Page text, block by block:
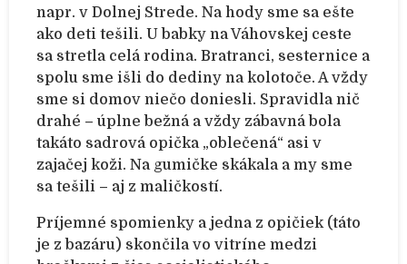
napr. v Dolnej Strede. Na hody sme sa ešte
ako deti tešili. U babky na Váhovskej ceste
sa stretla celá rodina. Bratranci, sesternice a
spolu sme išli do dediny na kolotoče. A vždy
sme si domov niečo doniesli. Spravidla nič
drahé – úplne bežná a vždy zábavná bola
takáto sadrová opička „oblečená“ asi v
zajačej koži. Na gumičke skákala a my sme
sa tešili – aj z maličkostí.
Príjemné spomienky a jedna z opičiek (táto
je z bazáru) skončila vo vitríne medzi